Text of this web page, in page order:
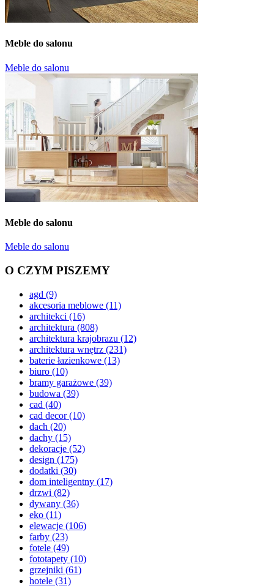
Meble do salonu
Meble do salonu
Meble do salonu
Meble do salonu
O CZYM PISZEMY
agd (9)
akcesoria meblowe (11)
architekci (16)
architektura (808)
architektura krajobrazu (12)
architektura wnętrz (231)
baterie łazienkowe (13)
biuro (10)
bramy garażowe (39)
budowa (39)
cad (40)
cad decor(10)
dach (20)
dachy (15)
dekoracje (52)
design (175)
dodatki (30)
dom inteligentny (17)
drzwi (82)
dywany (36)
eko (11)
elewacje (106)
farby (23)
fotele (49)
fototapety (10)
grzejniki (61)
hotele (31)